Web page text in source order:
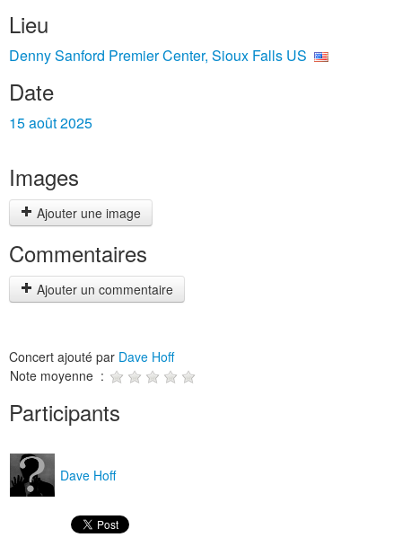
Lieu
Denny Sanford Premier Center, Sioux Falls US
Date
15 août 2025
Images
Ajouter une image
Commentaires
Ajouter un commentaire
Concert ajouté par Dave Hoff
Note moyenne :
Participants
Dave Hoff